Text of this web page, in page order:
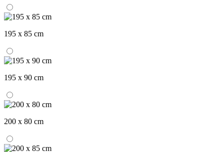
195 x 85 cm
195 x 90 cm
200 x 80 cm